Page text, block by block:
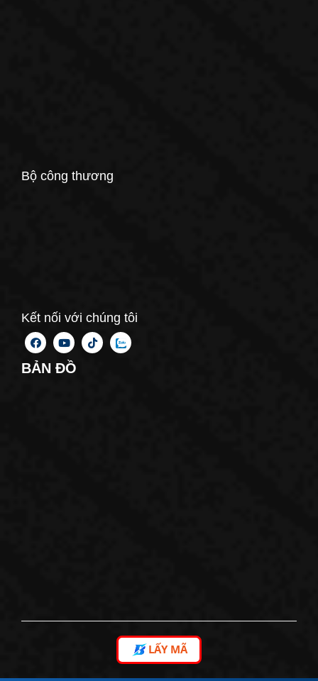
Bộ công thương
Kết nối với chúng tôi
BẢN ĐỒ
LẤY MÃ